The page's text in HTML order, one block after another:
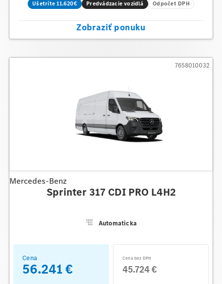
Ušetríte 11.620€ Predvádzacie vozidlá Odpočet DPH
Zobraziť ponuku
Mercedes-Benz
Sprinter 317 CDI PRO L4H2
Automaticka
7658010032
Cena
56.241 €
Cena bez DPH
45.724 €